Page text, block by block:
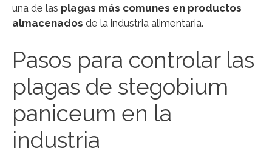
una de las plagas más comunes en productos
almacenados de la industria alimentaria.
Pasos para controlar las
plagas de stegobium
paniceum en la
industria